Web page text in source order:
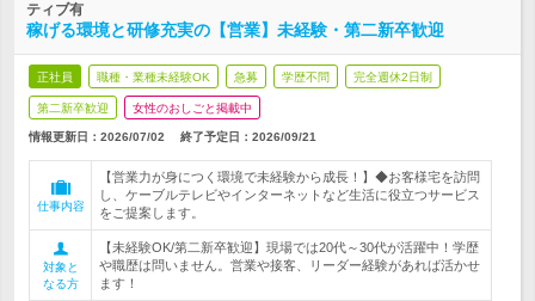
ティブ有
稼げる環境と研修充実の【営業】未経験・第二新卒歓迎
正社員 職種・業種未経験OK 急募 学歴不問 完全週休2日制
第二新卒歓迎 女性のおしごと掲載中
情報更新日：2026/07/02 終了予定日： 2026/09/21
仕事内容
【営業力が身につく環境で未経験から成長！】◆お客様宅を訪問
し、ケーブルテレビやインターネットなど生活に役立つサービス
をご提案します。
対象と
なる方
【未経験OK/第二新卒歓迎】現場では20代～30代が活躍中！学歴
や職歴は問いません。営業や接客、リーダー経験があれば活かせ
ます！